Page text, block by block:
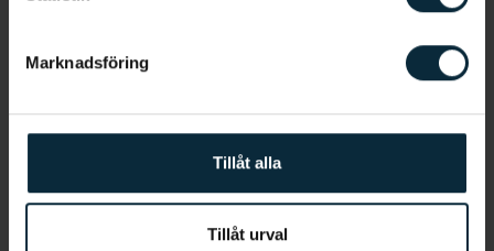
Marknadsföring
Tillåt alla
Tillåt urval
Jetmir Kaza
Tandsköterska